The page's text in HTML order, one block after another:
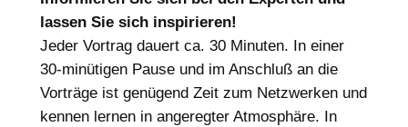
lassen Sie sich inspirieren!
Jeder Vortrag dauert ca. 30 Minuten. In einer
30-minütigen Pause und im Anschluß an die
Vorträge ist genügend Zeit zum Netzwerken und
kennen lernen in angeregter Atmosphäre. In